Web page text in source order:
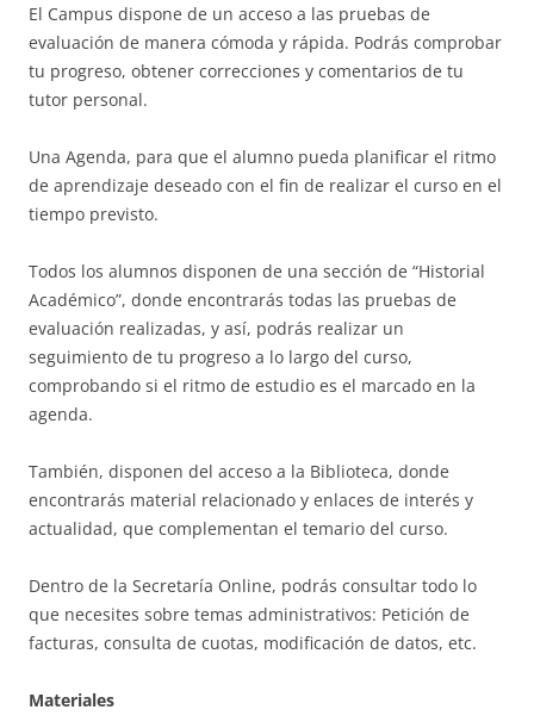
El Campus dispone de un acceso a las pruebas de
evaluación de manera cómoda y rápida. Podrás comprobar
tu progreso, obtener correcciones y comentarios de tu
tutor personal.
Una Agenda, para que el alumno pueda planificar el ritmo
de aprendizaje deseado con el fin de realizar el curso en el
tiempo previsto.
Todos los alumnos disponen de una sección de “Historial
Académico”, donde encontrarás todas las pruebas de
evaluación realizadas, y así, podrás realizar un
seguimiento de tu progreso a lo largo del curso,
comprobando si el ritmo de estudio es el marcado en la
agenda.
También, disponen del acceso a la Biblioteca, donde
encontrarás material relacionado y enlaces de interés y
actualidad, que complementan el temario del curso.
Dentro de la Secretaría Online, podrás consultar todo lo
que necesites sobre temas administrativos: Petición de
facturas, consulta de cuotas, modificación de datos, etc.
Materiales